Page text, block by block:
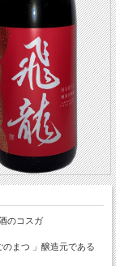
のコスガ
のまつ 」醸造元である